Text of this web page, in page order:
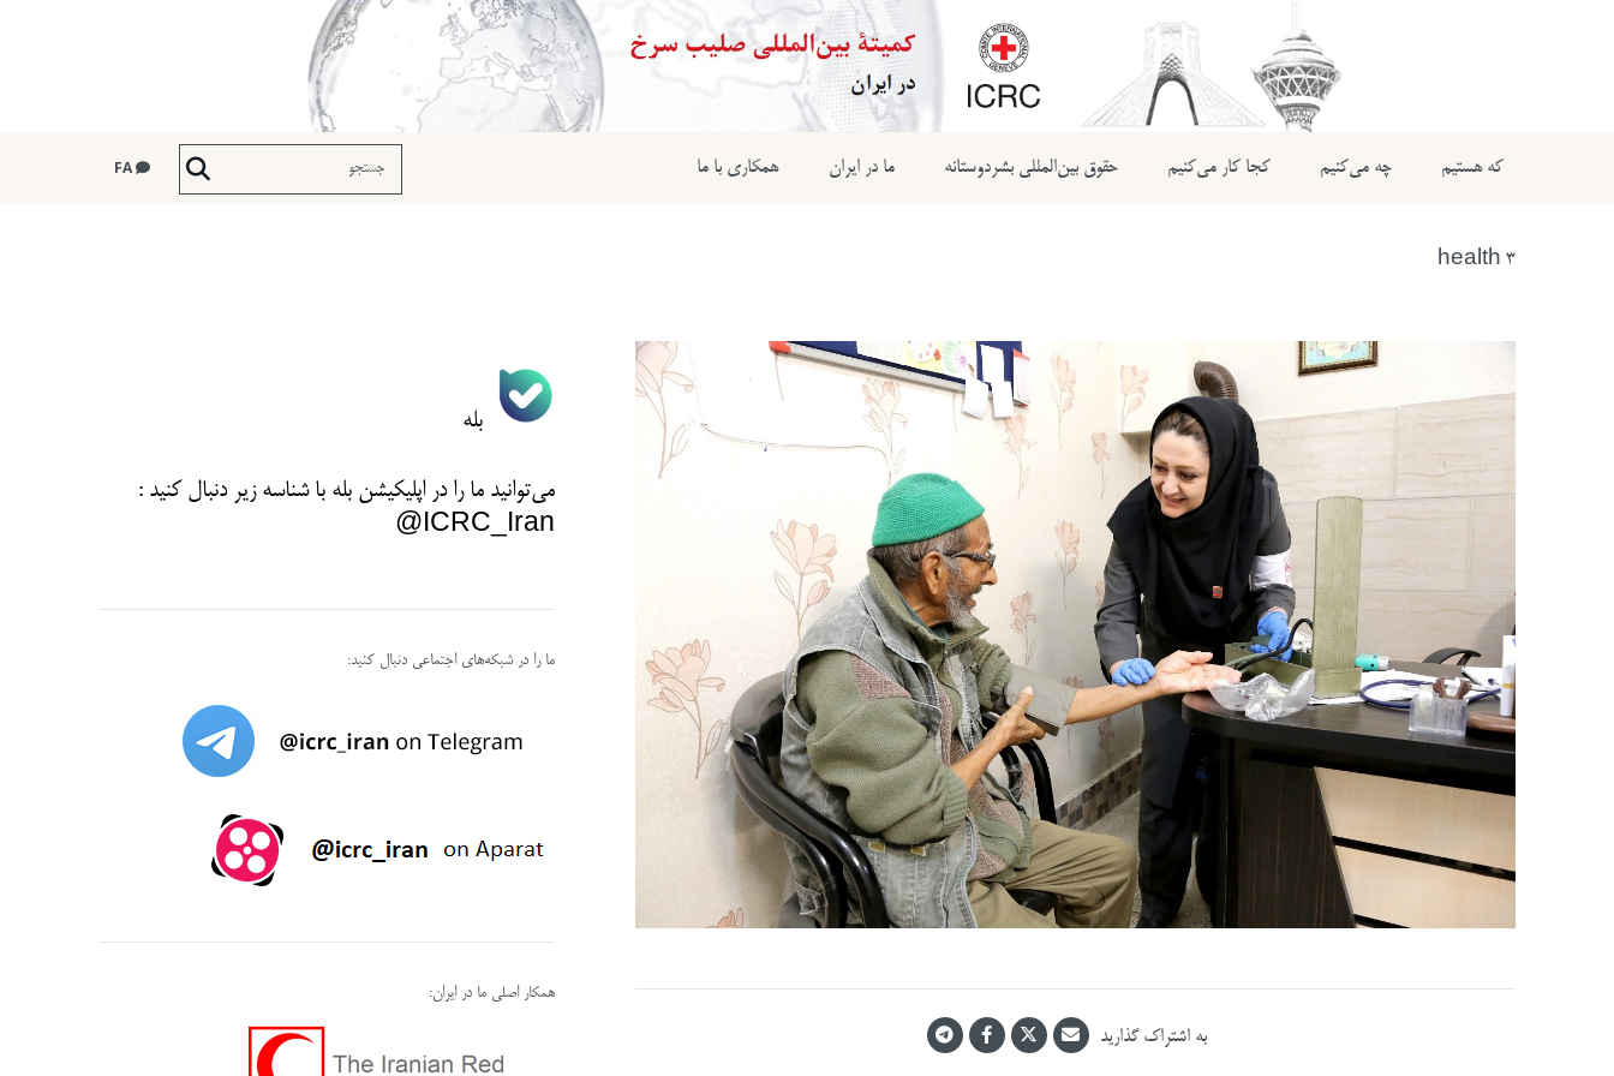
که هستیم چه می‌کنیم کجا کار می‌کنیم حقوق بین‌المللی بشردوستانه ما در ایران همکاری با ما
health 3
به اشتراک گذارید
بله
می‌توانید ما را در اپلیکیشن بله با شناسه زیردنبال کنید :
ICRC_Iran@
ما را در شبکه‌های اجتماعی دنبال کنید:
همکار اصلی ما در ایران: